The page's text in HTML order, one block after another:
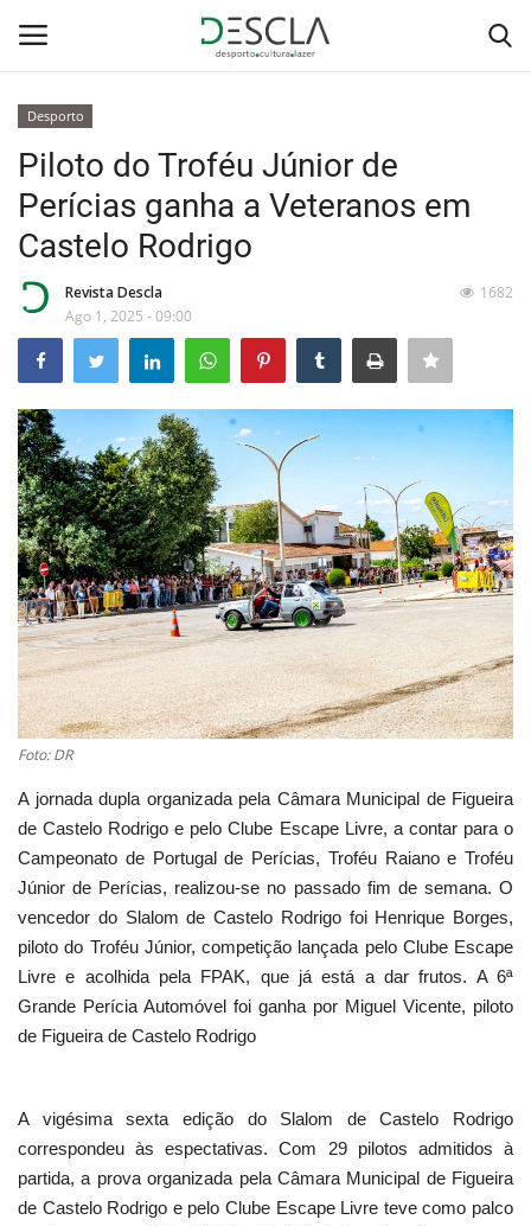
Home
Desporto
Sobre Nós
Educação
Estatuto Editorial
Saúde
Ficha técnica
Cultura
Lazer
Ambiente
Desporto
Piloto do Troféu Júnior de
Perícias ganha a Veteranos em
Castelo Rodrigo
Revista Descla
Ago 1, 2025 - 09:00
1682
Foto: DR
A jornada dupla organizada pela Câmara Municipal de Figueira
de Castelo Rodrigo e pelo Clube Escape Livre, a contar para o
Campeonato de Portugal de Perícias, Troféu Raiano e Troféu
Júnior de Perícias, realizou-se no passado fim de semana. O
vencedor do Slalom de Castelo Rodrigo foi Henrique Borges,
piloto do Troféu Júnior, competição lançada pelo Clube Escape
Livre e acolhida pela FPAK, que já está a dar frutos. A 6ª
Grande Perícia Automóvel foi ganha por Miguel Vicente, piloto
de Figueira de Castelo Rodrigo
A vigésima sexta edição do Slalom de Castelo Rodrigo
correspondeu às espectativas. Com 29 pilotos admitidos à
partida, a prova organizada pela Câmara Municipal de Figueira
de Castelo Rodrigo e pelo Clube Escape Livre teve como palco